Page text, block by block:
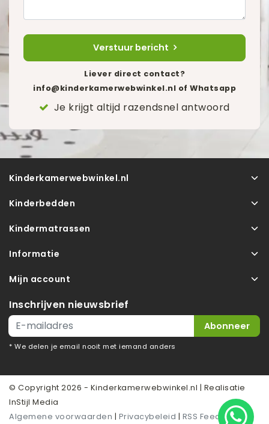
Verstuur bericht
Liever direct contact?
info@kinderkamerwebwinkel.nl of Whatsapp
Je krijgt altijd razendsnel antwoord
Kinderkamerwebwinkel.nl
Kinderbedden
Kindermatrassen
Informatie
Mijn account
Inschrijven nieuwsbrief
Abonneer
* We delen je email nooit met iemand anders
© Copyright 2026 - Kinderkamerwebwinkel.nl | Realisatie
InStijl Media
Algemene voorwaarden | Privacybeleid | RSS Feed